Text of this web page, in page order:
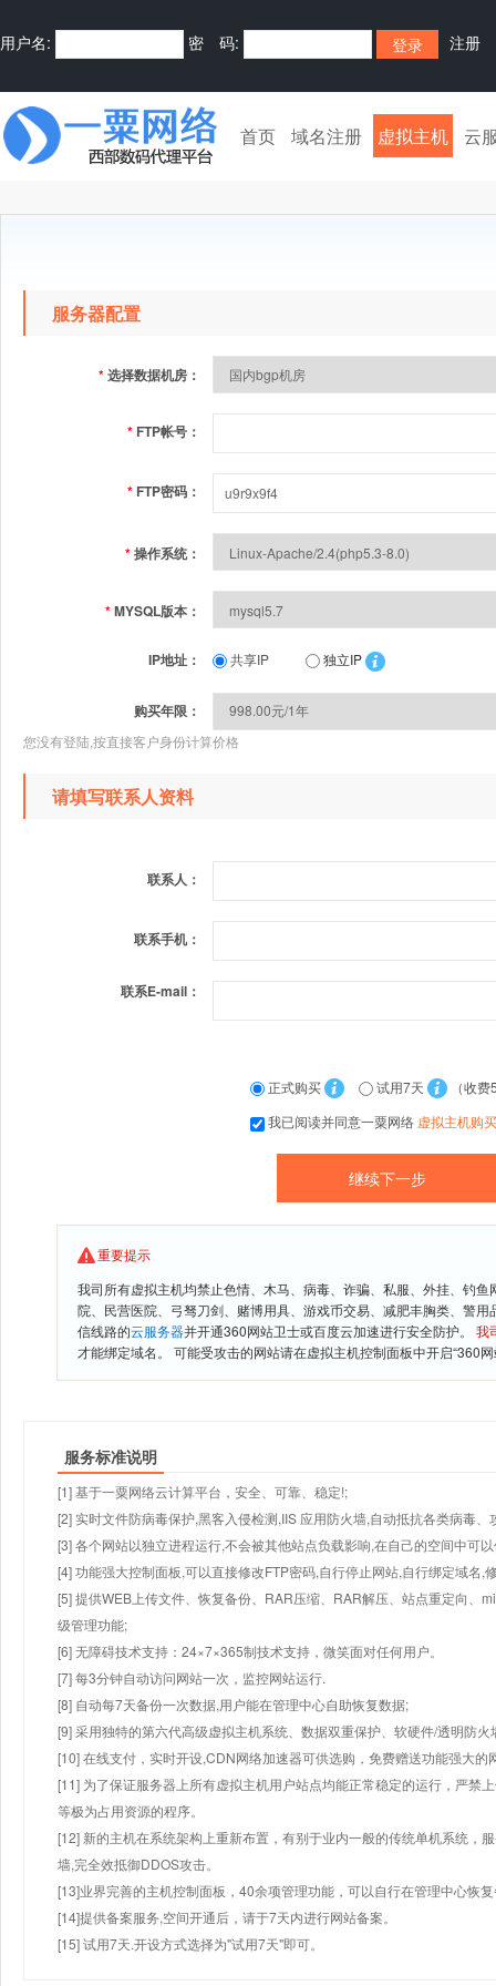
用户名: 密 码: 注册
首页 域名注册 虚拟主机 云
服务器配置
*选择数据机房：
* FTP帐号：
* FTP密码：
*操作系统：
*MYSQL版本：
IP地址： 共享IP 独立IP
购买年限：
您没有登陆,按直接客户身份计算价格
请填写联系人资料
联系人：
联系手机：
联系E-mail：
正式购买 试用7天
（收费
我已阅读并同意一粟网络 虚拟主机购
重要提示
我司所有虚拟主机均禁止色情、木马、病毒、诈骗、私服、外挂、钓
院、民营医院、弓驽刀剑、赌博用具、游戏币交易、减肥丰胸类、警
信线路的云服务器并开通360网站卫士或百度云加速进行安全防护。 我
才能绑定域名。 可能受攻击的网站请在虚拟主机控制面板中开启“360
服务标准说明
[1] 基于一粟网络云计算平台，安全、可靠、稳定!;
[2] 实时文件防病毒保护,黑客入侵检测,IIS 应用防火墙,自动抵抗各类病毒、
[3] 各个网站以独立进程运行,不会被其他站点负载影响,在自己的空间中可
[4] 功能强大控制面板,可以直接修改FTP密码,自行停止网站,自行绑定域名,
[5] 提供WEB上传文件、恢复备份、RAR压缩、RAR解压、站点重定向、
级管理功能;
[6] 无障碍技术支持：24×7×365制技术支持，微笑面对任何用户。
[7] 每3分钟自动访问网站一次，监控网站运行.
[8] 自动每7天备份一次数据,用户能在管理中心自助恢复数据;
[9] 采用独特的第六代高级虚拟主机系统、数据双重保护、软硬件/透明防火
[10] 在线支付，实时开设,CDN网络加速器可供选购，免费赠送功能强大
[11] 为了保证服务器上所有虚拟主机用户站点均能正常稳定的运行，严禁
等极为占用资源的程序。
[12] 新的主机在系统架构上重新布置，有别于业内一般的传统单机系统，
墙,完全效抵御DDOS攻击。
[13]业界完善的主机控制面板，40余项管理功能，可以自行在管理中心恢
[14]提供备案服务,空间开通后，请于7天内进行网站备案。
[15] 试用7天.开设方式选择为"试用7天"即可。